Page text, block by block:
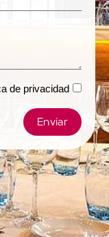
de privacidad
Enviar